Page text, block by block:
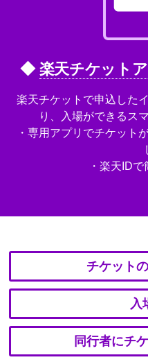
◆楽天チケット
楽天チケットで申込した
り、入場ができるス
・専用アプリでチケット
・楽天IDで
チケット
入
同行者にチ